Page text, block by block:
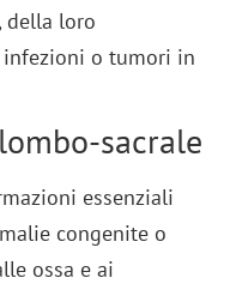
della loro
o tumori in
sacrale
essenziali
congenite o
ossa e ai